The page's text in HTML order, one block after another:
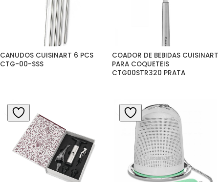
CANUDOS CUISINART 6 PCS
CTG-00-SSS
COADOR DE BEBIDAS CUISINART
PARA COQUETEIS
CTG00STR320 PRATA